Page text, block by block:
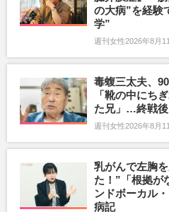
の大病”を経験
学”
週刊女性2026年8月
毒蝮三太夫、
「靴の中にち
た兄」…終戦後
週刊女性2026年8月
乳がんで左胸
た！”「根拠が
ンドボーカル
病記